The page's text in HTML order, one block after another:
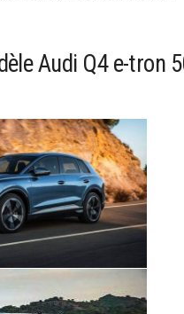
Audi Q4 e-tron